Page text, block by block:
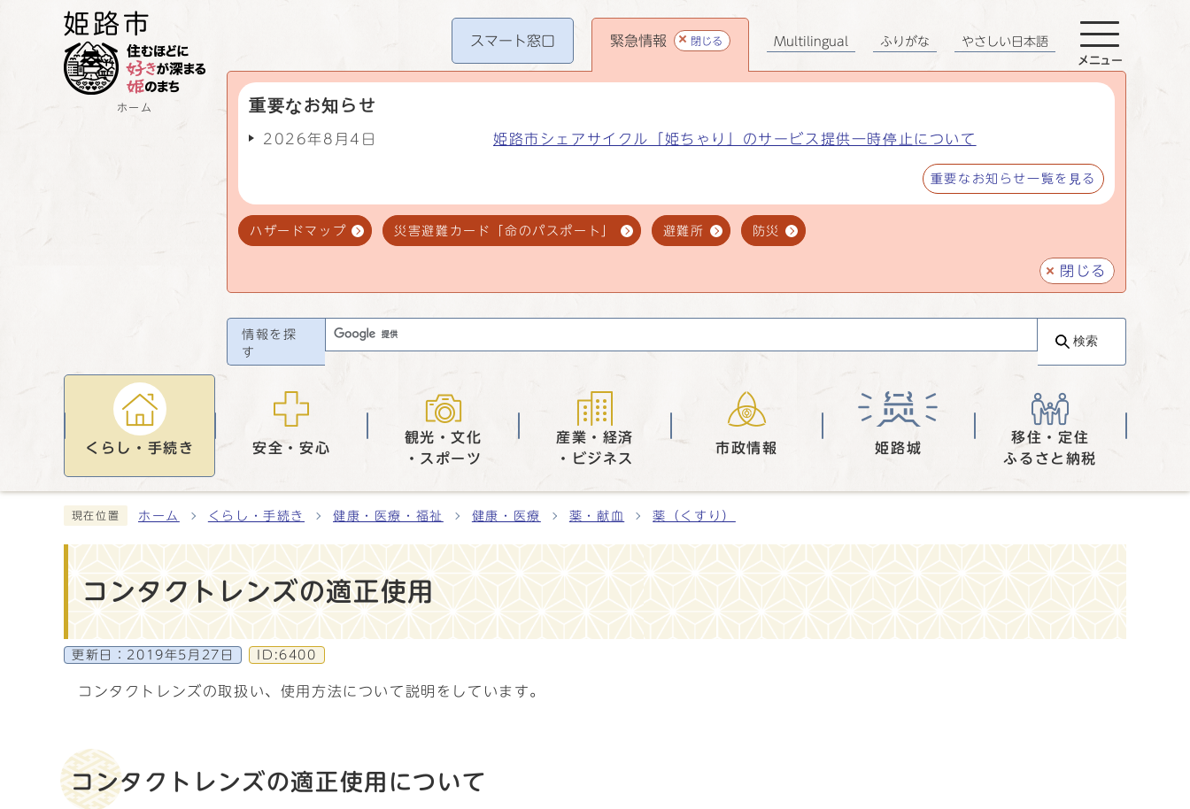
ホーム
スマート窓口 緊急情報 閉じる
重要なお知らせ
2026年8月4日 姫路市シェアサイクル「姫ちゃり」のサービス提供一時停止について
重要なお知らせ一覧を見る
ハザードマップ 災害避難カード「命のパスポート」 避難所 防災
閉じる
Multilingual ふりがな やさしい日本語
メニュー
情報を探
す
検索
くらし・手続き 安全・安心
観光・文化
・スポーツ
産業・経済
・ビジネス
市政情報 姫路城
移住・定住
ふるさと納税
現在位置 ホーム くらし・手続き 健康・医療・福祉 健康・医療 薬・献血 薬（くすり）
コンタクトレンズの適正使用
更新日： 2019年5月27日 ID:6400
コンタクトレンズの取扱い、使用方法について説明をしています。
コンタクトレンズの適正使用について